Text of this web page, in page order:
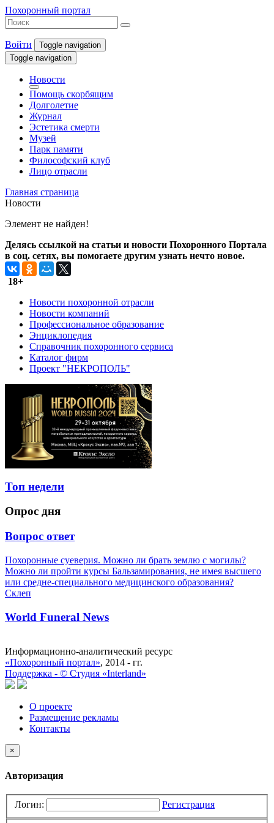
Похоронный портал
Войти
Toggle navigation
Toggle navigation
Новости
Помощь скорбящим
Долголетие
Журнал
Эстетика смерти
Музей
Парк памяти
Философский клуб
Лицо отрасли
Главная страница
Новости
Элемент не найден!
Делясь ссылкой на статьи и новости Похоронного Портала
в соц. сетях, вы помогаете другим узнать нечто новое.
18+
Новости похоронной отрасли
Новости компаний
Профессиональное образование
Энциклопедия
Справочник похоронного сервиса
Каталог фирм
Проект "НЕКРОПОЛЬ"
Топ недели
Опрос дня
Вопрос ответ
Похоронные суеверия. Можно ли брать землю с могилы?
Можно ли пройти курсы Бальзамирования, не имея высшего
или средне-специального медицинского образования?
Склеп
World Funeral News
Информационно-аналитический ресурс
«Похоронный портал», 2014 - гг.
Поддержка - © Cтудия «Interland»
О проекте
Размещение рекламы
Контакты
×
Авторизация
Логин: Регистрация